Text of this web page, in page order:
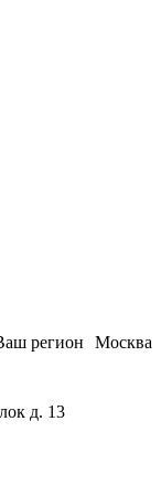
Москва
регион
д. 13